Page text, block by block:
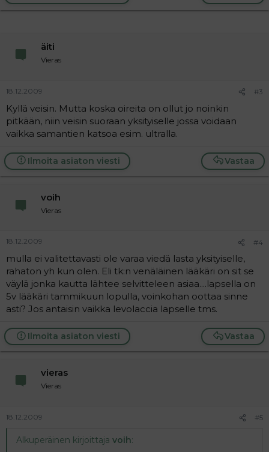
äiti
Vieras
18.12.2009 #3
Kyllä veisin. Mutta koska oireita on ollut jo noinkin
pitkään, niin veisin suoraan yksityiselle jossa voidaan
vaikka samantien katsoa esim. ultralla.
Vastaa
Ilmoita asiaton viesti
voih
Vieras
18.12.2009 #4
mulla ei valitettavasti ole varaa viedä lasta yksityiselle,
rahaton yh kun olen. Eli tk:n venäläinen lääkäri on sit se
väylä jonka kautta lähtee selvitteleen asiaa....lapsella on
5v lääkäri tammikuun lopulla, voinkohan oottaa sinne
asti? Jos antaisin vaikka levolaccia lapselle tms.
Vastaa
Ilmoita asiaton viesti
vieras
Vieras
18.12.2009 #5
Alkuperäinen kirjoittaja voih: